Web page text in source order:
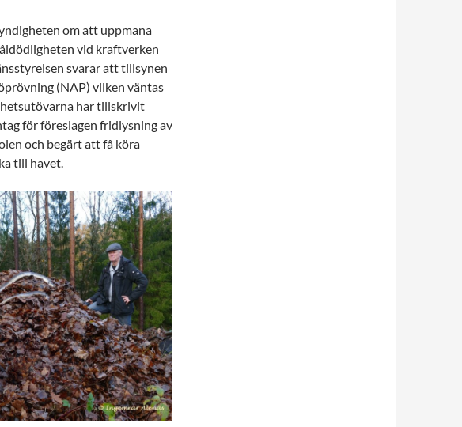
om att uppmana
vid kraftverken
svarar att tillsynen
(NAP) vilken väntas
har tillskrivit
för föreslagen fridlysning av
och begärt att få köra
till havet.